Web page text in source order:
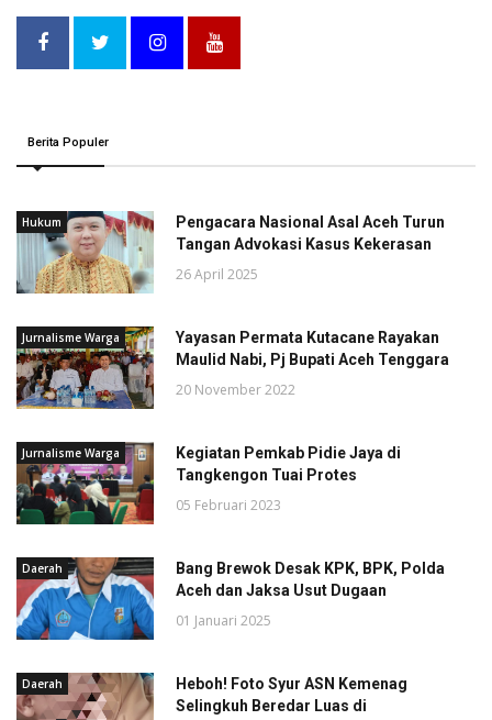
Berita Populer
Hukum
Pengacara Nasional Asal Aceh Turun
Tangan Advokasi Kasus Kekerasan
26 April 2025
Jurnalisme Warga
Yayasan Permata Kutacane Rayakan
Maulid Nabi, Pj Bupati Aceh Tenggara
20 November 2022
Jurnalisme Warga
Kegiatan Pemkab Pidie Jaya di
Tangkengon Tuai Protes
05 Februari 2023
Daerah
Bang Brewok Desak KPK, BPK, Polda
Aceh dan Jaksa Usut Dugaan
01 Januari 2025
Daerah
Heboh! Foto Syur ASN Kemenag
Selingkuh Beredar Luas di